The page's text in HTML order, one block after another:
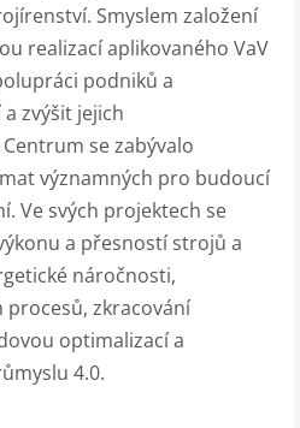
Smyslem založení
realizací aplikovaného VaV
podniků a
zvýšit jejich
se zabývalo
významných pro budoucí
Ve svých projektech se
a přesností strojů a
náročnosti,
zkracování
optimalizací a
4.0.